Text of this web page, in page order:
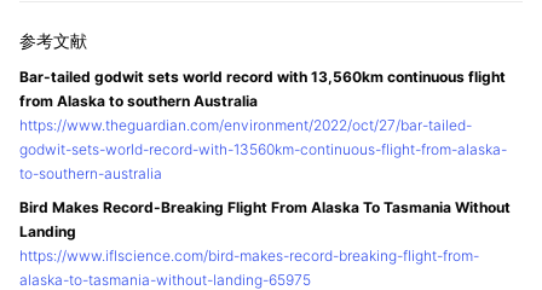
Bar-tailed godwit sets world record with 13,560km continuous flight
from Alaska to southern Australia
https://www.theguardian.com/environment/2022/oct/27/bar-tailed-
godwit-sets-world-record-with-13560km-continuous-flight-from-alaska-
to-southern-australia
Bird Makes Record-Breaking Flight From Alaska To Tasmania Without
Landing
https://www.iflscience.com/bird-makes-record-breaking-flight-from-
alaska-to-tasmania-without-landing-65975